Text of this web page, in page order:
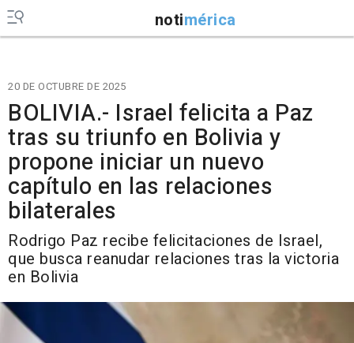
notimérica
20 DE OCTUBRE DE 2025
BOLIVIA.- Israel felicita a Paz
tras su triunfo en Bolivia y
propone iniciar un nuevo
capítulo en las relaciones
bilaterales
Rodrigo Paz recibe felicitaciones de Israel,
que busca reanudar relaciones tras la victoria
en Bolivia